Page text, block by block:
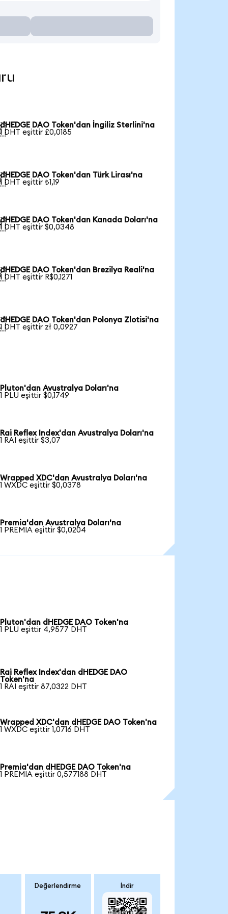
dHEDGE DAO Token'dan İngiliz Sterlini'na
1 DHT eşittir £0,0185
dHEDGE DAO Token'dan Türk Lirası'na
1 DHT eşittir ₺1,19
dHEDGE DAO Token'dan Kanada Doları'na
1 DHT eşittir $0,0348
dHEDGE DAO Token'dan Brezilya Reali'na
1 DHT eşittir R$0,1271
dHEDGE DAO Token'dan Polonya Zlotisi'na
1 DHT eşittir zł 0,0927
Pluton'dan Avustralya Doları'na
1 PLU eşittir $0,1749
Rai Reflex Index'dan Avustralya Doları'na
1 RAI eşittir $3,07
Wrapped XDC'dan Avustralya Doları'na
1 WXDC eşittir $0,0378
Premia'dan Avustralya Doları'na
1 PREMIA eşittir $0,0204
Pluton'dan dHEDGE DAO Token'na
1 PLU eşittir 4,9577 DHT
Rai Reflex Index'dan dHEDGE DAO
Token'na
1 RAI eşittir 87,0322 DHT
Wrapped XDC'dan dHEDGE DAO Token'na
1 WXDC eşittir 1,0716 DHT
Premia'dan dHEDGE DAO Token'na
1 PREMIA eşittir 0,577188 DHT
Değerlendirme İndir